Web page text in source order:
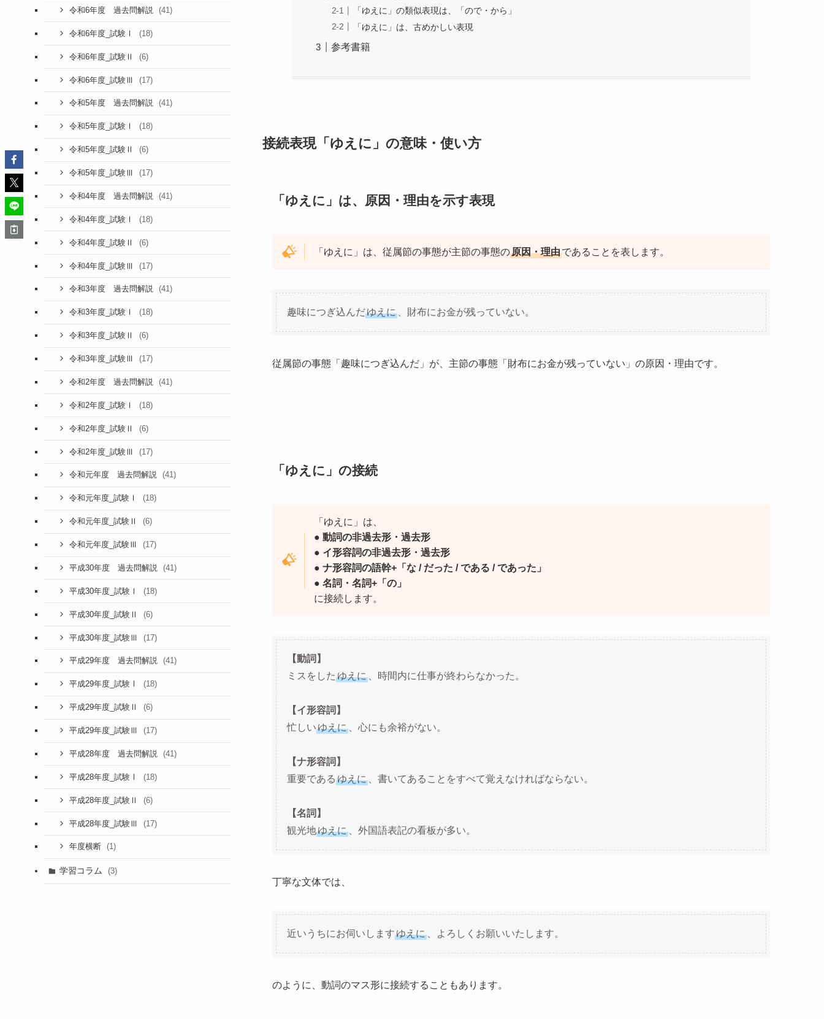
「ゆえに」の類似表現は、「ので・から」
「ゆえに」は、古めかしい表現
参考書籍
接続表現「ゆえに」の意味・使い方
「ゆえに」は、原因・理由を示す表現
「ゆえに」は、従属節の事態が主節の事態の原因・理由であることを表します。
趣味につぎ込んだゆえに 、財布にお金が残っていない。
従属節の事態「趣味につぎ込んだ」が、主節の事態「財布にお金が残っていない」の原因・理由です。
「ゆえに」の接続
「ゆえに」は、
● 動詞の非過去形・過去形
● イ形容詞の非過去形・過去形
● ナ形容詞の語幹+「な / だった / である / であった」
● 名詞・名詞+「の」
に接続します。
【動詞】
ミスをした ゆえに 、時間内に仕事が終わらなかった。
【イ形容詞】
忙しいゆえに 、心にも余裕がない。
【ナ形容詞】
重要である ゆえに 、書いてあることをすべて覚えなければならない。
【名詞】
観光地ゆえに 、外国語表記の看板が多い。
丁寧な文体では、
近いうちにお伺いしますゆえに 、よろしくお願いいたします。
のように、動詞のマス形に接続することもあります。
令和6年度 過去問解説 (41)
令和6年度_試験Ⅰ (18)
令和6年度_試験Ⅱ (6)
令和6年度_試験Ⅲ (17)
令和5年度 過去問解説 (41)
令和5年度_試験Ⅰ (18)
令和5年度_試験Ⅱ (6)
令和5年度_試験Ⅲ (17)
令和4年度 過去問解説 (41)
令和4年度_試験Ⅰ (18)
令和4年度_試験Ⅱ (6)
令和4年度_試験Ⅲ (17)
令和3年度 過去問解説 (41)
令和3年度_試験Ⅰ (18)
令和3年度_試験Ⅱ (6)
令和3年度_試験Ⅲ (17)
令和2年度 過去問解説 (41)
令和2年度_試験Ⅰ (18)
令和2年度_試験Ⅱ (6)
令和2年度_試験Ⅲ (17)
令和元年度 過去問解説 (41)
令和元年度_試験Ⅰ (18)
令和元年度_試験Ⅱ (6)
令和元年度_試験Ⅲ (17)
平成30年度 過去問解説 (41)
平成30年度_試験Ⅰ (18)
平成30年度_試験Ⅱ (6)
平成30年度_試験Ⅲ (17)
平成29年度 過去問解説 (41)
平成29年度_試験Ⅰ (18)
平成29年度_試験Ⅱ (6)
平成29年度_試験Ⅲ (17)
平成28年度 過去問解説 (41)
平成28年度_試験Ⅰ (18)
平成28年度_試験Ⅱ (6)
平成28年度_試験Ⅲ (17)
年度横断 (1)
学習コラム (3)